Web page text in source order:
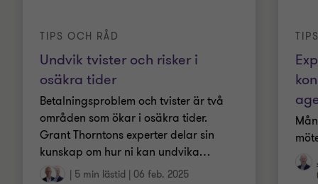
Undvik tvister och risker i
osäkra tider
TIPS OCH RÅD
Betalningsproblem och tvister är två
områden som ökar i osäkra tider.
Grant Thorntons experter delar sin
kunskap om hur ni kan undvika…
5 min lästid 06 feb. 2025